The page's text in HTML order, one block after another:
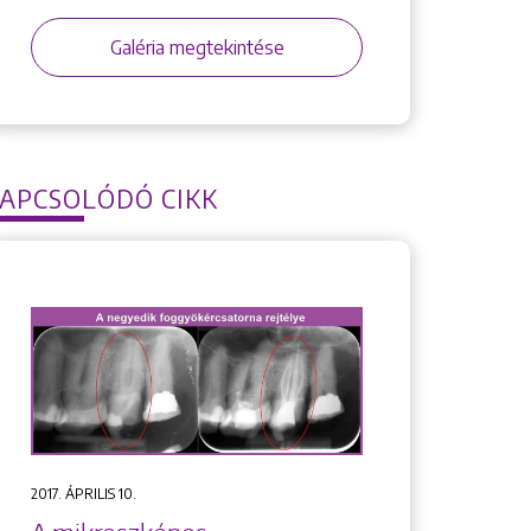
Galéria megtekintése
CIKK
2017. ÁPRILIS 10.